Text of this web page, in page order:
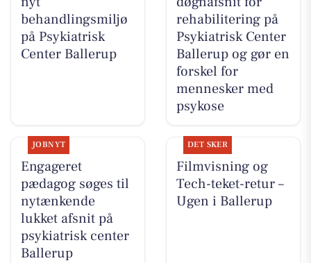
behandlingsmiljø
på Psykiatrisk
Center Ballerup
rehabilitering på
Psykiatrisk Center
Ballerup og gør en
forskel for
mennesker med
psykose
JOBNYT
Engageret
pædagog søges til
nytænkende
lukket afsnit på
psykiatrisk center
Ballerup
DET SKER
Filmvisning og
Tech-teket-retur –
Ugen i Ballerup